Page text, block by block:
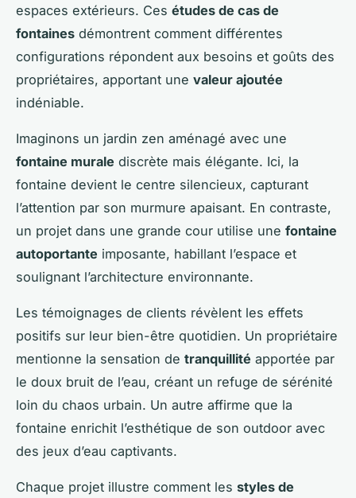
espaces extérieurs. Ces études de cas de
fontaines démontrent comment différentes
configurations répondent aux besoins et goûts des
propriétaires, apportant une valeur ajoutée
indéniable.
Imaginons un jardin zen aménagé avec une
fontaine murale discrète mais élégante. Ici, la
fontaine devient le centre silencieux, capturant
l’attention par son murmure apaisant. En contraste,
un projet dans une grande cour utilise une fontaine
autoportante imposante, habillant l’espace et
soulignant l’architecture environnante.
Les témoignages de clients révèlent les effets
positifs sur leur bien-être quotidien. Un propriétaire
mentionne la sensation de tranquillité apportée par
le doux bruit de l’eau, créant un refuge de sérénité
loin du chaos urbain. Un autre affirme que la
fontaine enrichit l’esthétique de son outdoor avec
des jeux d’eau captivants.
Chaque projet illustre comment les styles de